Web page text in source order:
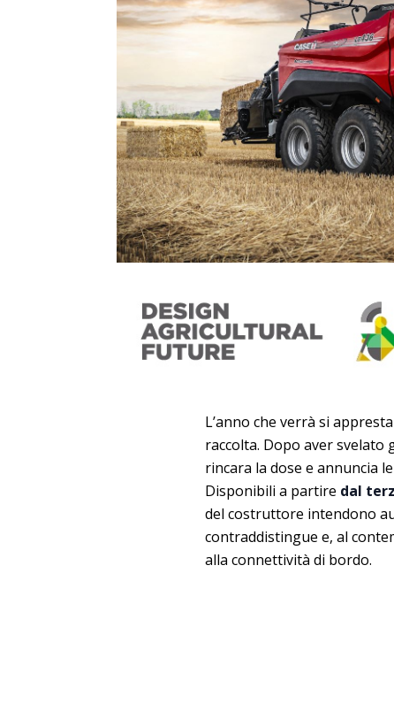
L’anno che verrà si
raccolta. Dopo aver
rincara la dose e annuncia
Disponibili a partire dal
del costruttore intendono
contraddistingue e, al
alla connettività di bordo.